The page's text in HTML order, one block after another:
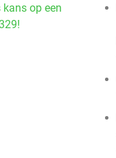
op een